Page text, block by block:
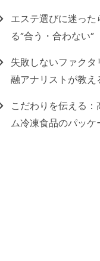
エステ選びに迷っ
る”合う・合わない”
失敗しないファク
融アナリストが教え
こだわりを伝える
ム冷凍食品のパッケ